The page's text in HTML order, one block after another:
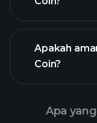
Apakah
Coin?
Apa